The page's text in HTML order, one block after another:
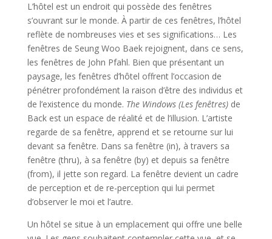
L’hôtel est un endroit qui possède des fenêtres
s’ouvrant sur le monde. À partir de ces fenêtres, l’hôtel
reflète de nombreuses vies et ses significations… Les
fenêtres de Seung Woo Baek rejoignent, dans ce sens,
les fenêtres de John Pfahl. Bien que présentant un
paysage, les fenêtres d’hôtel offrent l’occasion de
pénétrer profondément la raison d’être des individus et
de l’existence du monde. The Windows (Les fenêtres)de
Back est un espace de réalité et de l’illusion. L’artiste
regarde de sa fenêtre, apprend et se retourne sur lui
devant sa fenêtre. Dans sa fenêtre (in), à travers sa
fenêtre (thru), à sa fenêtre (by) et depuis sa fenêtre
(from), il jette son regard. La fenêtre devient un cadre
de perception et de re-perception qui lui permet
d’observer le moi et l’autre.
Un hôtel se situe à un emplacement qui offre une belle